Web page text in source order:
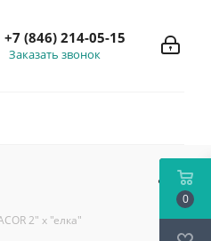
+7 (846) 214-05-15
Заказать звонок
2" х "елка"
0